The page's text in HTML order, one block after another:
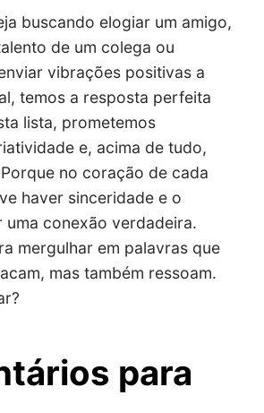
buscando elogiar um amigo,
de um colega ou
vibrações positivas a
temos a resposta perfeita
lista, prometemos
e, acima de tudo,
no coração de cada
haver sinceridade e o
uma conexão verdadeira.
mergulhar em palavras que
mas também ressoam.
para